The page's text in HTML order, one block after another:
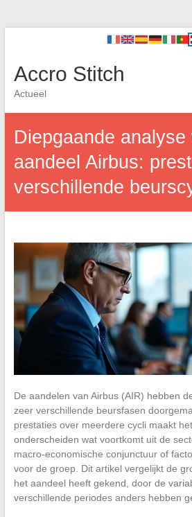
Accro Stitch
Actueel
Diepgaande analyse
aandeel Airbus:
verschillende
De aandelen van Airbus (AIR) hebben
zeer verschillende beursfasen
prestaties over meerdere cycli maakt
onderscheiden wat voortkomt uit de
macro-economische conjunctuur of
voor de groep. Dit artikel vergelijkt de
het aandeel heeft gekend, door de
verschillende periodes anders hebben